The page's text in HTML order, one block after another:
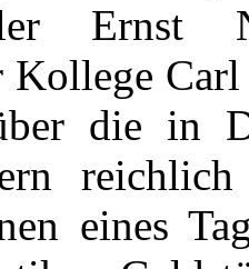
Ernst
Kollege
die in
eines